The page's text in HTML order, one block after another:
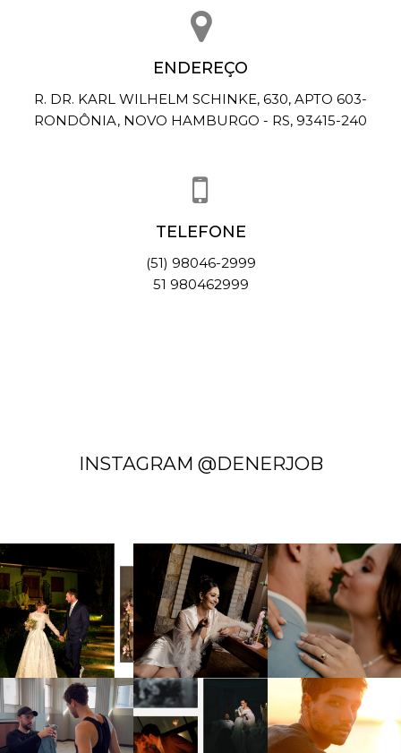
ENDEREÇO
R. DR. KARL WILHELM SCHINKE, 630, APTO 603-
RONDÔNIA, NOVO HAMBURGO - RS, 93415-240
TELEFONE
(51) 98046-2999
51 980462999
INSTAGRAM @DENERJOB